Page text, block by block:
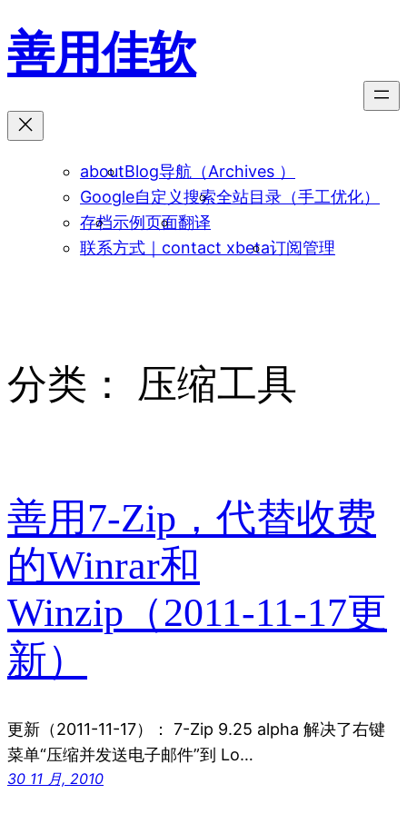
至
内
善用佳软
aboutBlog导航（Archives ）
Google自定义搜索全站目录（手工优化）
存档示例页面翻译
联系方式｜contact xbeta订阅管理
分类： 压缩工具
善用7-Zip，代替收费
的Winrar和
Winzip（2011-11-17更
新）
更新（2011-11-17）： 7-Zip 9.25 alpha 解决了右键
菜单“压缩并发送电子邮件”到 Lo…
30 11 月, 2010